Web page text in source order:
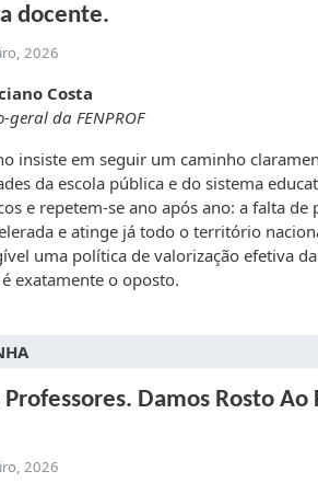
docente.
2026
Costa
geral da FENPROF
insiste em seguir um caminho
da escola pública e do sistema
e repetem-se ano após ano: a falta de
e atinge já todo o território
uma política de valorização efetiva
exatamente o oposto.
Professores. Damos Rosto
2026